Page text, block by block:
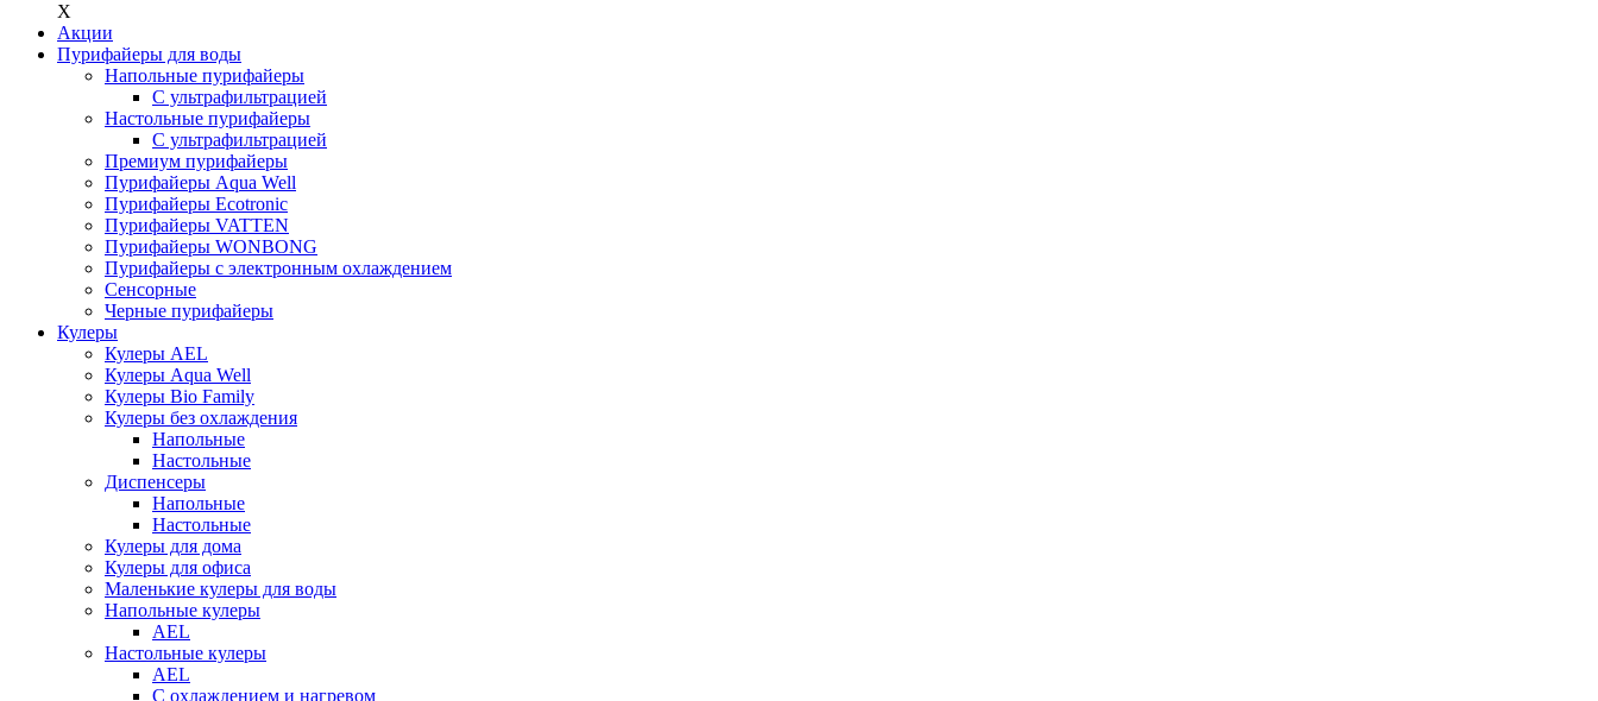
X
Акции
Пурифайеры для воды
Напольные пурифайеры
С ультрафильтрацией
Настольные пурифайеры
С ультрафильтрацией
Премиум пурифайеры
Пурифайеры Aqua Well
Пурифайеры Ecotronic
Пурифайеры VATTEN
Пурифайеры WONBONG
Пурифайеры с электронным охлаждением
Сенсорные
Черные пурифайеры
Кулеры
Кулеры AEL
Кулеры Aqua Well
Кулеры Bio Family
Кулеры без охлаждения
Напольные
Настольные
Диспенсеры
Напольные
Настольные
Кулеры для дома
Кулеры для офиса
Маленькие кулеры для воды
Напольные кулеры
AEL
Настольные кулеры
AEL
С охлаждением и нагревом